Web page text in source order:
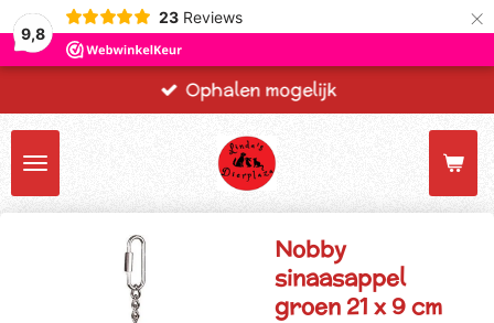
9,8
23 Reviews ×
Ophalen mogelijk
Nobby
sinaasappel
groen 21 x 9 cm